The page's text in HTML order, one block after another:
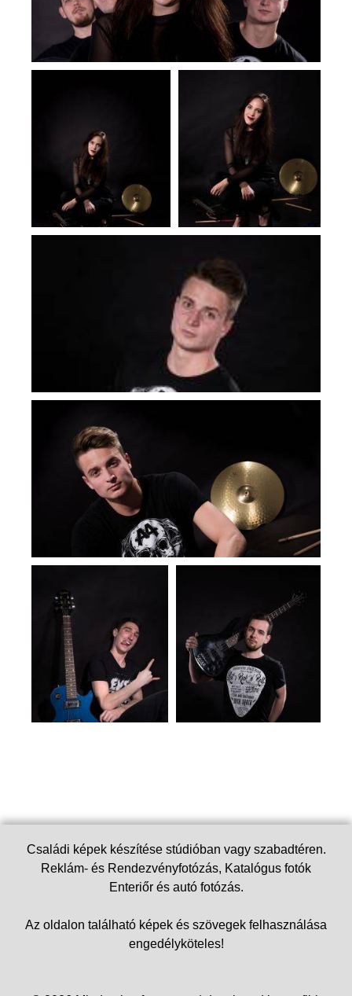
Családi képek készítése stúdióban vagy szabadtéren.
Reklám- és Rendezvényfotózás, Katalógus fotók
Enteriőr és autó fotózás.
Az oldalon található képek és szövegek felhasználása
engedélyköteles!